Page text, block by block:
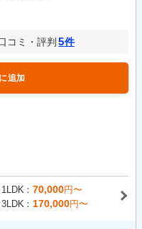
コミ・評判 5件
追加
1LDK 70,000円〜
3LDK 170,000円〜